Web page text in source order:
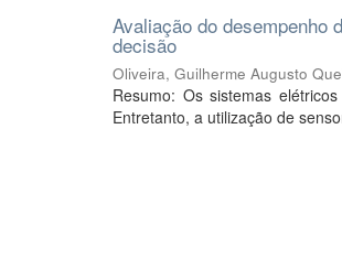
Avaliação do desempenho
decisão
Oliveira, Guilherme Augusto
Resumo: Os sistemas
Entretanto, a utilização de